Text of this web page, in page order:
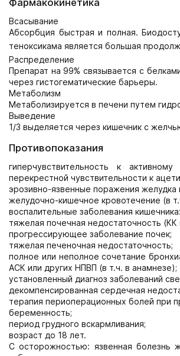
Фармакокинетика
Всасывание
Абсорбция быстрая и полная.
теноксикама является большая
Распределение
Препарат на 99% связывается с
через гистогематические барьеры.
Метаболизм
Метаболизируется в печени путем
Выведение
1/3 выделяется через кишечник с
Противопоказания
гиперчувствительность к
перекрестной чувствительности к
эрозивно-язвенные поражения
желудочно-кишечное кровотечение (в
воспалительные заболевания
тяжелая почечная недостаточность
прогрессирующее заболевание почек;
тяжелая печеночная недостаточность;
полное или неполное сочетание
АСК или других НПВП (в т.ч. в анамнезе);
установленный диагноз заболеваний
декомпенсированная сердечная
терапия периоперационных болей при
беременность;
период грудного вскармливания;
возраст до 18 лет.
С осторожностью: язвенная болезнь